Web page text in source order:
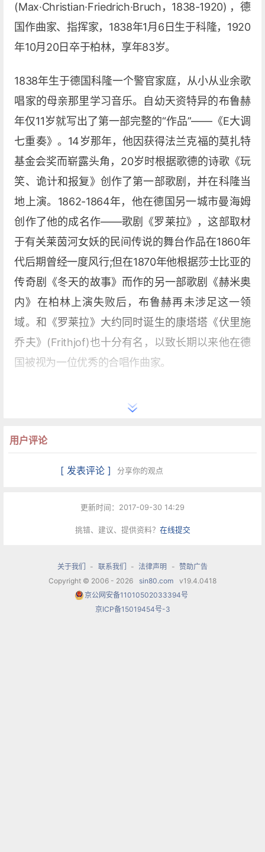
(Max·Christian·Friedrich·Bruch，1838-1920) ，德
国作曲家、指挥家，1838年1月6日生于科隆，1920
年10月20日卒于柏林，享年83岁。
1838年生于德国科隆一个警官家庭，从小从业余歌
唱家的母亲那里学习音乐。自幼天资特异的布鲁赫
年仅11岁就写出了第一部完整的“作品”——《E大调
七重奏》。14岁那年，他因获得法兰克福的莫扎特
基金会奖而崭露头角，20岁时根据歌德的诗歌《玩
笑、诡计和报复》创作了第一部歌剧，并在科隆当
地上演。1862-1864年，他在德国另一城市曼海姆
创作了他的成名作——歌剧《罗莱拉》，这部取材
于有关莱茵河女妖的民间传说的舞台作品在1860年
代后期曾经一度风行;但在1870年他根据莎士比亚的
传奇剧《冬天的故事》而作的另一部歌剧《赫米奥
内》在柏林上演失败后，布鲁赫再未涉足这一领
域。和《罗莱拉》大约同时诞生的康塔塔《伏里施
乔夫》(Frithjof)也十分有名，以致长期以来他在德
国被视为一位优秀的合唱作曲家。
长，在此创作了他最为人所知的《第一小提琴协奏
曲》，并与当时第一流的小提琴家如大卫、约阿希
姆、萨拉萨蒂等人结下了深厚的交谊。受到这些演
奏家的影响与启发，布鲁赫后来又为小提琴写作了
浦、布雷斯劳等地担任乐队指挥。这一时期的清唱
剧《奥德修斯》、《钟之歌》、《阿基留斯》和
《摩西》因为迎合了德国统一后的民族情绪而受到
用户评论
[ 发表评论 ] 分享你的观点
更新时间：2017-09-30 14:29
挑错、建议、提供资料？ 在线提交
关于我们 - 联系我们 - 法律声明 - 赞助广告
Copyright © 2006 - 2026
sin80.com
v19.4.0418
京公网安备11010502033394号
京ICP备15019454号-3